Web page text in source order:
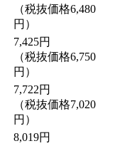
（税抜価格6,480
円）
7,425円
（税抜価格6,750
円）
7,722円
（税抜価格7,020
円）
8,019円